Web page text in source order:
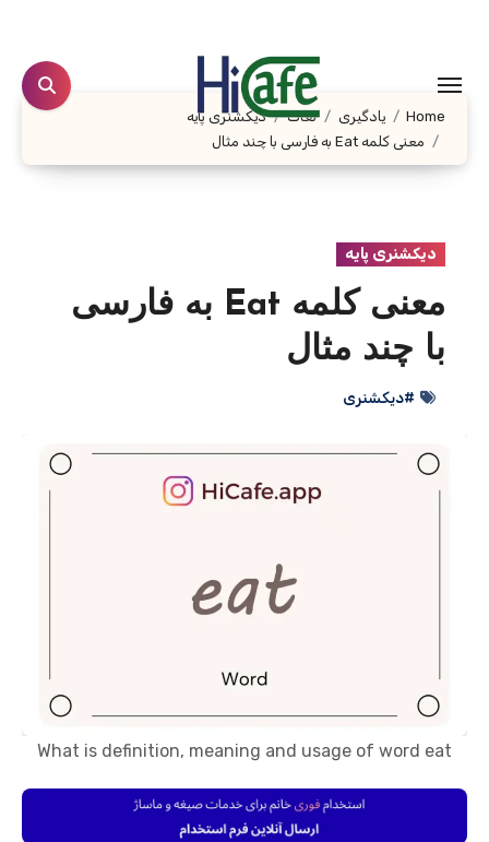
content
Home یادگیری لغات
دیکشنری پایه
معنی کلمه Eat به فارسی با چند مثال
دیکشنری پایه
معنی کلمه Eat به فارسی
با چند مثال
#دیکشنری
What is definition, meaning and usage of word eat